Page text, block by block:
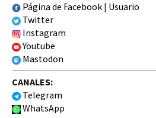
Página de Facebook | Usuario
Twitter
Instagram
Youtube
Mastodon
CANALES:
Telegram
WhatsApp